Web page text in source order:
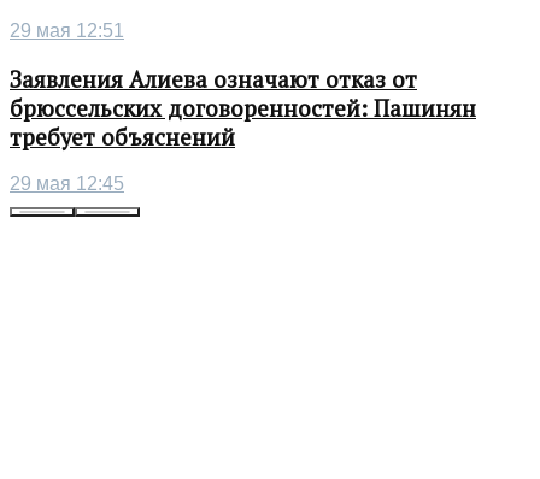
29 мая 12:51
Заявления Алиева означают отказ от
брюссельских договоренностей: Пашинян
требует объяснений
29 мая 12:45